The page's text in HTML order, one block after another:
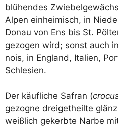
blü­hen­des
Alpen ein­hei­misch, in
Donau von Ens bis St.
gezo­gen wird; sonst auch
nois, in Eng­land, Ita­li­en,
Schlesien.
Der käuf­li­che Safran (
gezo­gne drei­get­heil­te
weiß­lich gekerb­te Nar­be